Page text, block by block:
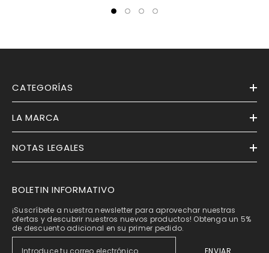
CATEGORÍAS
LA MARCA
NOTAS LEGALES
BOLETIN INFORMATIVO
¡Suscríbete a nuestra newsletter para aprovechar nuestras
ofertas y descubrir nuestros nuevos productos! Obtenga un 5%
de descuento adicional en su primer pedido.